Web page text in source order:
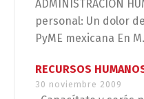
ADMINISTRACIÓN
personal: Un dolor
PyME mexicana En
RECURSOS
30 noviembre 2009